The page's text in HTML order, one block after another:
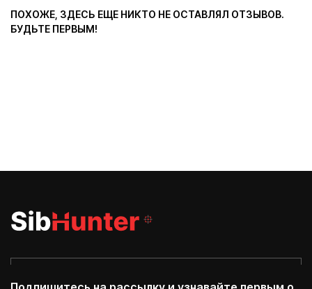
ПОХОЖЕ, ЗДЕСЬ ЕЩЕ НИКТО НЕ ОСТАВЛЯЛ ОТЗЫВОВ.
БУДЬТЕ ПЕРВЫМ!